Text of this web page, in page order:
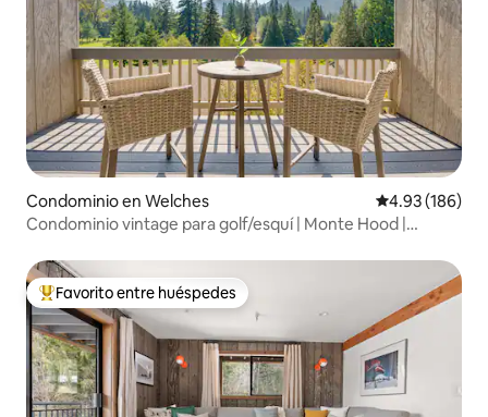
Condominio en Welches Calificación
4.93 (186)
Condominio vintage para golf/esquí | Monte Hood |
De los mejores en Favorito entre huéspedes
Favorito entre huéspedes